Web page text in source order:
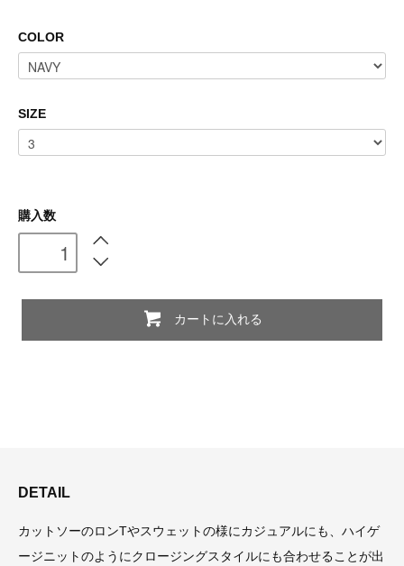
COLOR
SIZE
購入数
カートに入れる
DETAIL
カットソーのロンTやスウェットの様にカジュアルにも、ハイゲ
ージニットのようにクロージングスタイルにも合わせることが出